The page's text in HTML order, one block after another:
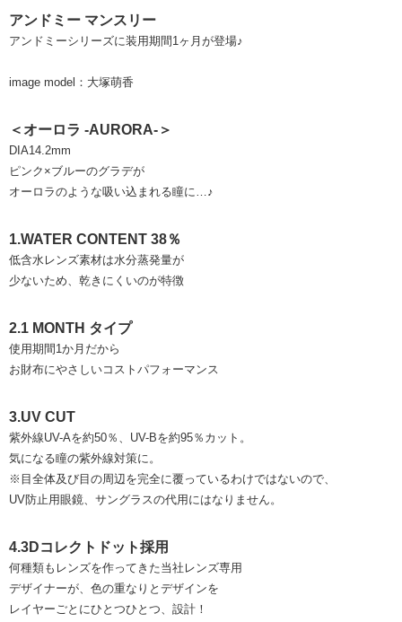
アンドミー マンスリー
アンドミーシリーズに装用期間1ヶ月が登場♪
image model：大塚萌香
＜オーロラ -AURORA-＞
DIA14.2mm
ピンク×ブルーのグラデが
オーロラのような吸い込まれる瞳に…♪
1.WATER CONTENT 38％
低含水レンズ素材は水分蒸発量が
少ないため、乾きにくいのが特徴
2.1 MONTH タイプ
使用期間1か月だから
お財布にやさしいコストパフォーマンス
3.UV CUT
紫外線UV-Aを約50％、UV-Bを約95％カット。
気になる瞳の紫外線対策に。
※目全体及び目の周辺を完全に覆っているわけではないので、
UV防止用眼鏡、サングラスの代用にはなりません。
4.3Dコレクトドット採用
何種類もレンズを作ってきた当社レンズ専用
デザイナーが、色の重なりとデザインを
レイヤーごとにひとつひとつ、設計！